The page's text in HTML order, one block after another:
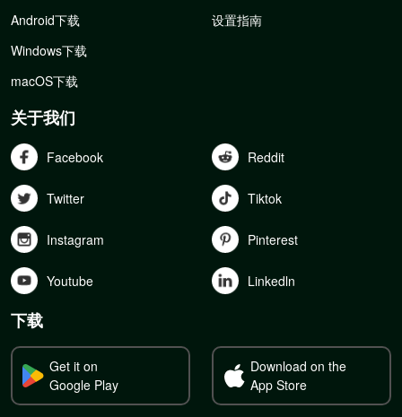
Android下载
Windows下载
macOS下载
设置指南
关于我们
Facebook Reddit
Twitter Tiktok
Instagram Pinterest
Youtube Linkedln
下载
Get it on
Google Play
Download on the
App Store